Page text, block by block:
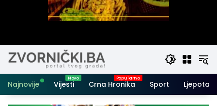
Najnovije Vijesti Crna Hronika Sport Ljepota i